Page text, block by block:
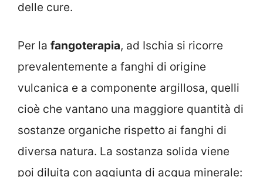
delle cure.
Per la fangoterapia, ad Ischia si ricorre
prevalentemente a fanghi di origine
vulcanica e a componente argillosa, quelli
cioè che vantano una maggiore quantità di
sostanze organiche rispetto ai fanghi di
diversa natura. La sostanza solida viene
poi diluita con aggiunta di acqua minerale: